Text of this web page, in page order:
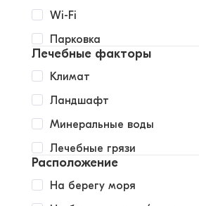
Wi-Fi
Парковка
Лечебные факторы
Климат
Ландшафт
Минеральные воды
Лечебные грязи
Расположение
На берегу моря